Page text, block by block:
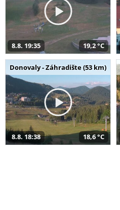
8.8. 19:35 19,2 °C
Donovaly - Záhradište (53 km)
8.8. 18:38 18,6 °C